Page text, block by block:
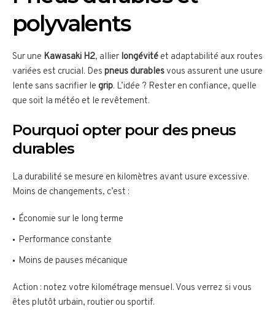
polyvalents
Sur une Kawasaki H2, allier longévité et adaptabilité aux routes
variées est crucial. Des pneus durablesvous assurent une usure
lente sans sacrifier le grip. L’idée ? Rester en confiance, quelle
que soit la météo et le revêtement.
Pourquoi opter pour des pneus
durables
La durabilité se mesure en kilomètres avant usure excessive.
Moins de changements, c’est :
Économie sur le long terme
Performance constante
Moins de pauses mécanique
Action : notez votre kilométrage mensuel. Vous verrez si vous
êtes plutôt urbain, routier ou sportif.